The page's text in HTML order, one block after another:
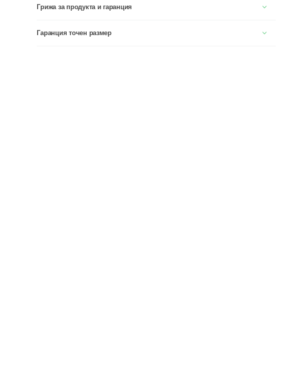
Грижа за продукта и гаранция
Гаранция точен размер